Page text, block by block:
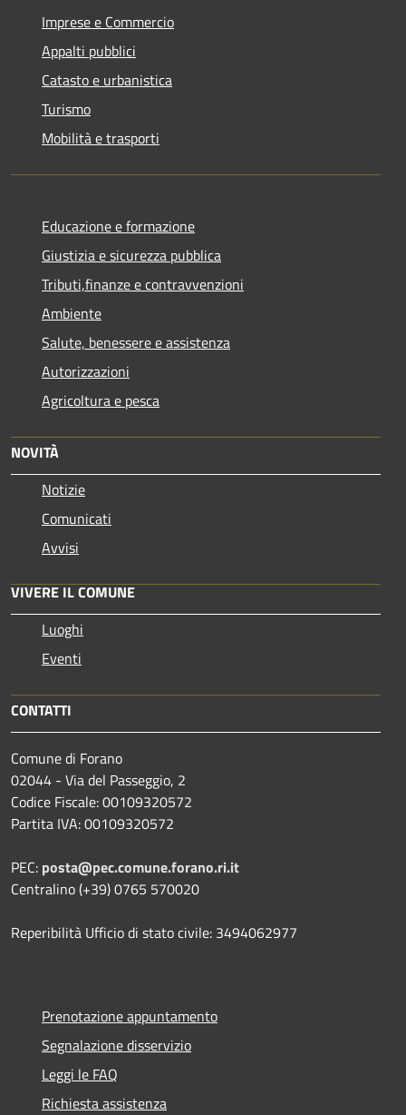
Imprese e Commercio
Appalti pubblici
Catasto e urbanistica
Turismo
Mobilità e trasporti
Educazione e formazione
Giustizia e sicurezza pubblica
Tributi,finanze e contravvenzioni
Ambiente
Salute, benessere e assistenza
Autorizzazioni
Agricoltura e pesca
NOVITÀ
Notizie
Comunicati
Avvisi
VIVERE IL COMUNE
Luoghi
Eventi
CONTATTI
Comune di Forano
02044 - Via del Passeggio, 2
Codice Fiscale: 00109320572
Partita IVA: 00109320572
PEC: posta@pec.comune.forano.ri.it
Centralino (+39) 0765 570020
Reperibilità Ufficio di stato civile: 3494062977
Prenotazione appuntamento
Segnalazione disservizio
Leggi le FAQ
Richiesta assistenza